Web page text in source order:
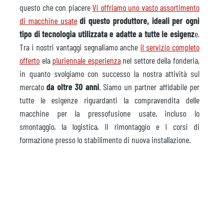
questo che con piacereVi offriamo uno vasto assortimento
di macchine usate di questo produttore, ideali per ogni
tipo di tecnologia utilizzata e adatte a tutte le esigenze.
Tra i nostri vantaggi segnaliamo anche il servizio completo
offerto ela pluriennale esperienzanel settore della fonderia,
in quanto svolgiamo con successo la nostra attività sul
mercatoda oltre 30 anni. Siamo un partner affidabile per
tutte le esigenze riguardanti la compravendita delle
macchine per la pressofusione usate, incluso lo
smontaggio, la logistica, il rimontaggio e i corsi di
formazione presso lo stabilimento di nuova installazione.